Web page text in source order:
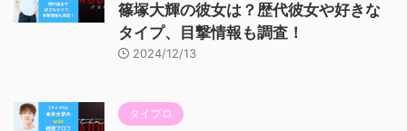
篠塚大輝の彼女は？歴代彼女や好きな
タイプ、目撃情報も調査！
2024/12/13
タイプロ